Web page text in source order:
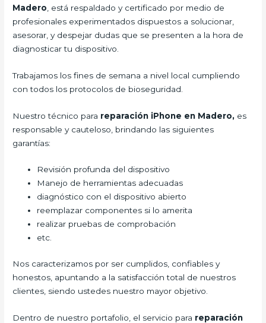
Madero , está respaldado y certificado por medio de
profesionales experimentados dispuestos a solucionar,
asesorar, y despejar dudas que se presenten a la hora de
diagnosticar tu dispositivo.
Trabajamos los fines de semana a nivel local cumpliendo
con todos los protocolos de bioseguridad.
Nuestro técnico para reparación iPhone en Madero, es
responsable y cauteloso, brindando las siguientes
garantías:
Revisión profunda del dispositivo
Manejo de herramientas adecuadas
diagnóstico con el dispositivo abierto
reemplazar componentes si lo amerita
realizar pruebas de comprobación
etc.
Nos caracterizamos por ser cumplidos, confiables y
honestos, apuntando a la satisfacción total de nuestros
clientes, siendo ustedes nuestro mayor objetivo.
Dentro de nuestro portafolio, el servicio para reparación